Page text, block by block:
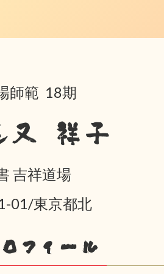
師範 18期
又 祥子
吉祥道場
01/東京都北
フィール